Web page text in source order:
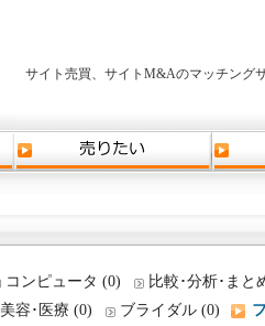
サイト売買、サイトM&Aのマッチング
コンピュータ (0)
比較･分析･まと
美容･医療 (0) ブライダル (0)